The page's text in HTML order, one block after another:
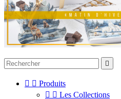

  Produits
  Les Collections